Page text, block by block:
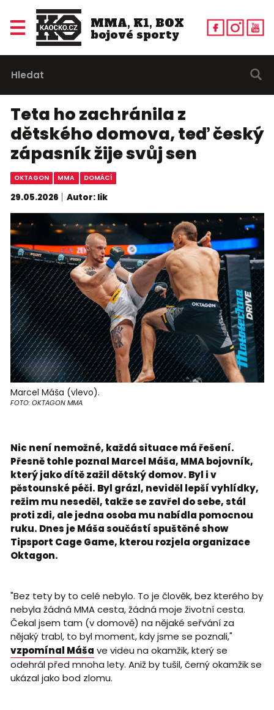
MMA, K1, BOX
bojové sporty
Teta ho zachránila z
dětského domova, teď český
zápasník žije svůj sen
OKTAGON MMA DOMÁCÍ
29.05.2026 Autor: lik
Marcel Máša (vlevo).
FOTO: OKTAGON MMA
Nic není nemožné, každá situace má řešení.
Přesně tohle poznal Marcel Máša, MMA bojovník,
který jako dítě zažil dětský domov. Byl i v
pěstounské péči. Byl grázl, neviděl lepší vyhlídky,
režim mu neseděl, takže se zavřel do sebe, stál
proti zdi, ale jedna osoba mu nabídla pomocnou
ruku. Dnes je Máša součástí spuštěné show
Tipsport Cage Game, kterou rozjela organizace
Oktagon.
"Bez tety by to celé nebylo. To je člověk, bez kterého by
nebyla žádná MMA cesta, žádná moje životní cesta.
Čekal jsem tam (v domově) na nějaké seřvání za
nějaký trabl, to byl moment, kdy jsme se poznali,"
vzpomínal Máša ve videu na okamžik, který se
odehrál před mnoha lety. Aniž by tušil, černý okamžik se
ukázal jako bod zlomu.